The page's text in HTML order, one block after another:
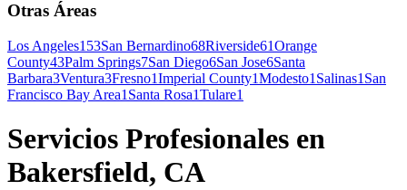
Otras Áreas
Los Angeles153San Bernardino68Riverside61Orange
County43Palm Springs7San Diego6San Jose6Santa
Barbara3Ventura3Fresno1Imperial County1Modesto1 Salinas1 San
Francisco Bay Area1 Santa Rosa1Tulare1
Servicios Profesionales en
Bakersfield, CA